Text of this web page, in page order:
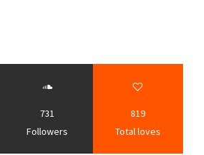
731
Followers
819
Total loves